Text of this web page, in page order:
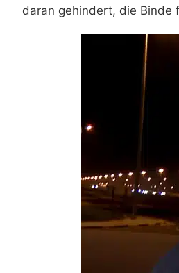
daran gehindert, die Binde